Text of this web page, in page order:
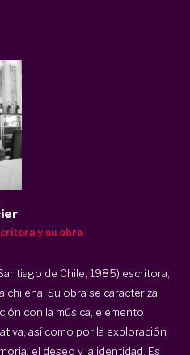
y su obra
de Chile, 1985) escritora,
chilena. Su obra se caracteriza
con la música, elemento
así como por la exploración
el deseo y la identidad. Es